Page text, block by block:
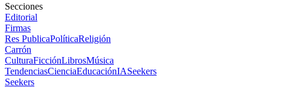
Secciones
Editorial
Firmas
Res PublicaPolíticaReligión
Carrón
CulturaFicciónLibrosMúsica
TendenciasCienciaEducaciónIASeekers
Seekers